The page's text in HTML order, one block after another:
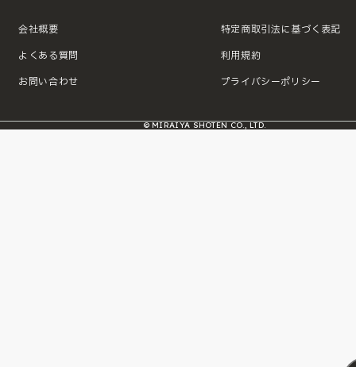
会社概要
よくある質問
お問い合わせ
特定商取引法に基づく表記
利用規約
プライバシーポリシー
© MIRAIYA SHOTEN CO., LTD.